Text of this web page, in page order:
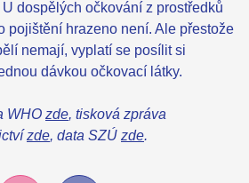
dospělých očkování z prostředků
pojištění hrazeno není. Ale přestože
nemají, vyplatí se posílit si
dávkou očkovací látky.
WHO zde, tisková zpráva
zde, data SZÚ zde.